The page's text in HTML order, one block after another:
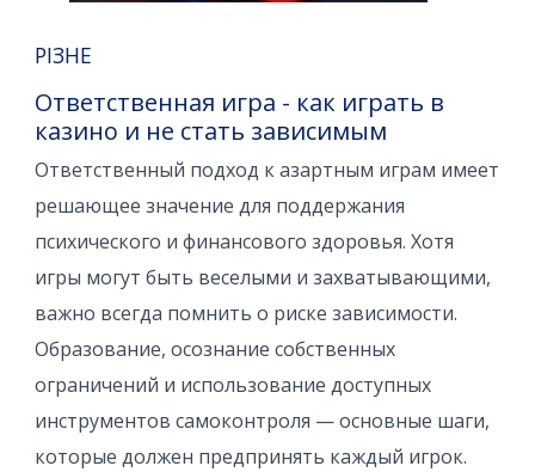
РІЗНЕ
Ответственная игра - как играть в
казино и не стать зависимым
Ответственный подход к азартным играм имеет
решающее значение для поддержания
психического и финансового здоровья. Хотя
игры могут быть веселыми и захватывающими,
важно всегда помнить о риске зависимости.
Образование, осознание собственных
ограничений и использование доступных
инструментов самоконтроля — основные шаги,
которые должен предпринять каждый игрок.